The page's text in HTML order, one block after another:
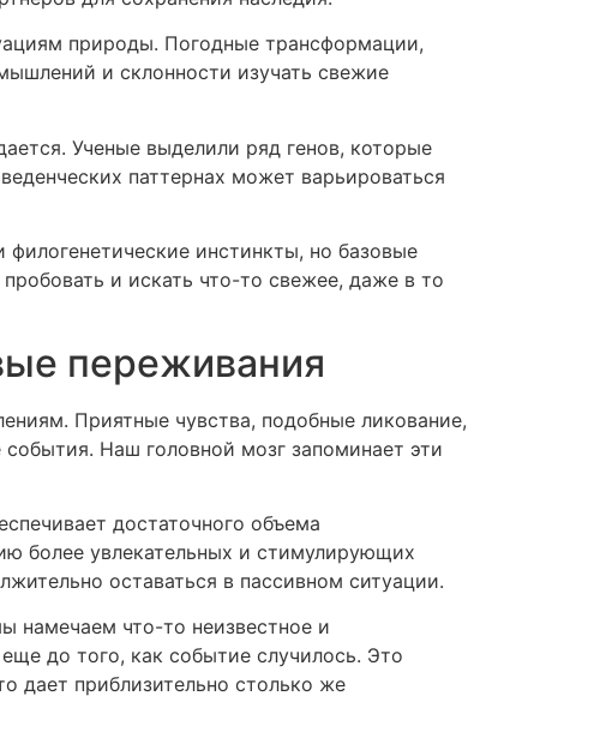
природы. Погодные трансформации,
и склонности изучать свежие
Ученые выделили ряд генов, которые
паттернах может варьироваться
инстинкты, но базовые
и искать что-то свежее, даже в то
переживания
Приятные чувства, подобные ликование,
Наш головной мозг запоминает эти
достаточного объема
более увлекательных и стимулирующих
оставаться в пассивном ситуации.
намечаем что-то неизвестное и
до того, как событие случилось. Это
дает приблизительно столько же